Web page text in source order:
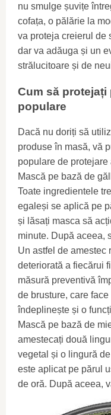
nu smulge șuvițe
cofața, o pălărie la
va proteja creierul de
dar va adăuga și un
strălucitoare și de
Cum să protejați
populare
Dacă nu doriți să
produse în masă, vă
populare de
Mască pe bază de
Toate ingredientele
egaleși se aplică pe
și lăsați masca să
minute. După aceea,
Un astfel de amestec
deteriorată a fiecărui
măsură preventivă
de brusture, care
îndeplinește și o
Mască pe bază de
amestecați două
vegetal și o lingură
este aplicat pe părul
de oră. După aceea,